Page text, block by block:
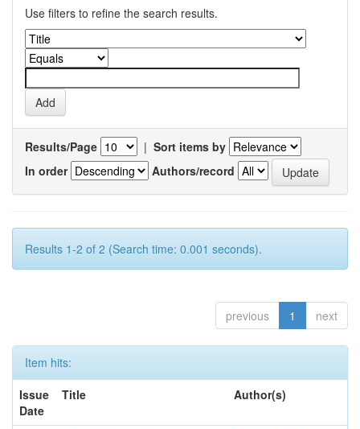
Use filters to refine the search results.
Results/Page | Sort items by
In order
Authors/record
Results 1-2 of 2 (Search time: 0.001 seconds).
previous 1 next
Item hits:
Issue
Date
Title Author(s)